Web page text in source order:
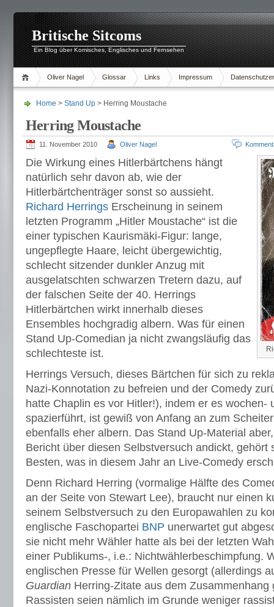
Britische Sitcoms
Ein Blog über Komisches, Englisches und Fernsehen
Oliver Nagel Glossar Links Impressum
Home > Stand Up > Herring Moustache
Herring Moustache
11. November 2010 Oliver Nagel
Die Wirkung eines Hitlerbärtchens hängt
natürlich sehr davon ab, wie der
Hitlerbärtchenträger sonst so aussieht.
Richard Herrings Erscheinung in seinem
letzten Programm „Hitler Moustache“ ist die
einer typischen Kaurismäki-Figur: lange,
ungepflegte Haare, leicht übergewichtig,
schlecht sitzender dunkler Anzug mit
ausgelatschten schwarzen Tretern dazu, auf
der falschen Seite der 40. Herrings
Hitlerbärtchen wirkt innerhalb dieses
Ensembles hochgradig albern. Was für einen
Stand Up-Comedian ja nicht zwangsläufig das
schlechteste ist.
Herrings Versuch, dieses Bärtchen für sich zu
Nazi-Konnotation zu befreien und der Comedy
hatte Chaplin es vor Hitler!), indem er es wochen-
spazierführt, ist gewiß von Anfang an zum
ebenfalls eher albern. Das Stand Up-Material
Bericht über diesen Selbstversuch andickt, gehört
Besten, was in diesem Jahr an Live-Comedy
Denn Richard Herring (vormalige Hälfte des
an der Seite von Stewart Lee), braucht nur einen
seinem Selbstversuch zu den Europawahlen zu
englische Faschopartei BNP unerwartet gut
sie nicht mehr Wähler hatte als bei der letzten
einer Publikums-, i.e.: Nichtwählerbeschimpfung.
englischen Presse für Wellen gesorgt (allerdings
Guardian Herring-Zitate aus dem Zusammenhang
Rassisten seien nämlich im Grunde weniger